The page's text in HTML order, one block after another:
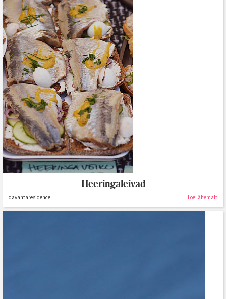
Heeringaleivad
davahtaresidence Loe lähemalt